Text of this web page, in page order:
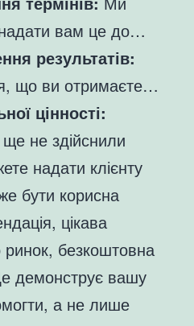
вам це до…
результатів:
що ви отримаєте…
цінності:
не здійснили
надати клієнту
бути корисна
цікава
ринок, безкоштовна
демонструє вашу
а не лише